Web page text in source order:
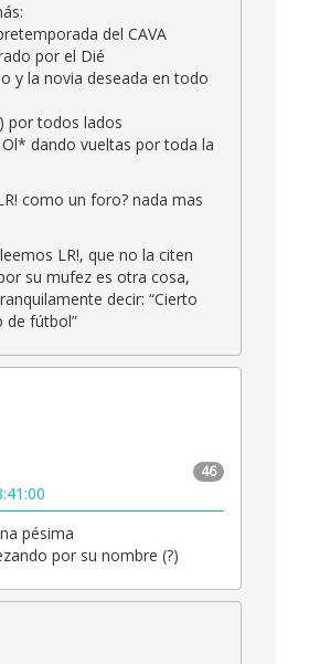
del CAVA
por el Dié
y la novia deseada en todo
por todos lados
dando vueltas por toda la
como un foro? nada mas
LR!, que no la citen
su mufez es otra cosa,
decir: “Cierto
de fútbol”
46
pésima
por su nombre (?)